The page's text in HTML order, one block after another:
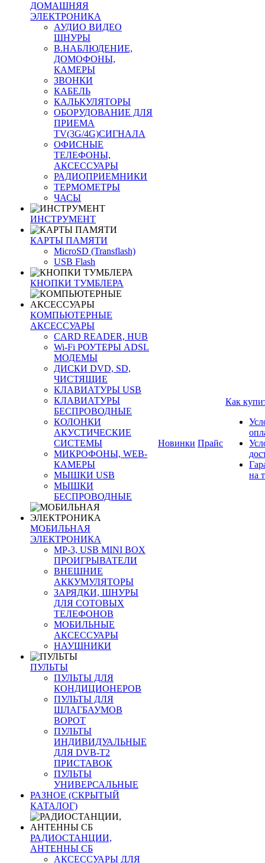
ДОМАШНЯЯ
ЭЛЕКТРОНИКА
АУДИО ВИДЕО
ШНУРЫ
В.НАБЛЮДЕНИЕ,
ДОМОФОНЫ,
КАМЕРЫ
ЗВОНКИ
КАБЕЛЬ
КАЛЬКУЛЯТОРЫ
ОБОРУДОВАНИЕ ДЛЯ
ПРИЕМА
TV(3G/4G)СИГНАЛА
ОФИСНЫЕ
ТЕЛЕФОНЫ,
АКСЕССУАРЫ
РАДИОПРИЕМНИКИ
ТЕРМОМЕТРЫ
ЧАСЫ
ИНСТРУМЕНТ
КАРТЫ ПАМЯТИ
MicroSD (Transflash)
USB Flash
КНОПКИ ТУМБЛЕРА
КОМПЬЮТЕРНЫЕ
АКСЕССУАРЫ
CARD READER, HUB
Wi-Fi РОУТЕРЫ ADSL
МОДЕМЫ
ДИСКИ DVD, SD,
ЧИСТЯЩИЕ
КЛАВИАТУРЫ USB
КЛАВИАТУРЫ
БЕСПРОВОДНЫЕ
КОЛОНКИ
АКУСТИЧЕСКИЕ
СИСТЕМЫ
МИКРОФОНЫ, WEB-
КАМЕРЫ
МЫШКИ USB
МЫШКИ
БЕСПРОВОДНЫЕ
МОБИЛЬНАЯ
ЭЛЕКТРОНИКА
MP-3, USB MINI BOX
ПРОИГРЫВАТЕЛИ
ВНЕШНИЕ
АККУМУЛЯТОРЫ
ЗАРЯДКИ, ШНУРЫ
ДЛЯ СОТОВЫХ
ТЕЛЕФОНОВ
МОБИЛЬНЫЕ
АКСЕССУАРЫ
НАУШНИКИ
ПУЛЬТЫ
ПУЛЬТЫ ДЛЯ
КОНДИЦИОНЕРОВ
ПУЛЬТЫ ДЛЯ
ШЛАГБАУМОВ
ВОРОТ
ПУЛЬТЫ
ИНДИВИДУАЛЬНЫЕ
ДЛЯ DVB-T2
ПРИСТАВОК
ПУЛЬТЫ
УНИВЕРСАЛЬНЫЕ
РАЗНОЕ (СКРЫТЫЙ
КАТАЛОГ)
РАДИОСТАНЦИИ,
АНТЕННЫ CБ
АКСЕССУАРЫ ДЛЯ
Новинки Прайс
Как
на